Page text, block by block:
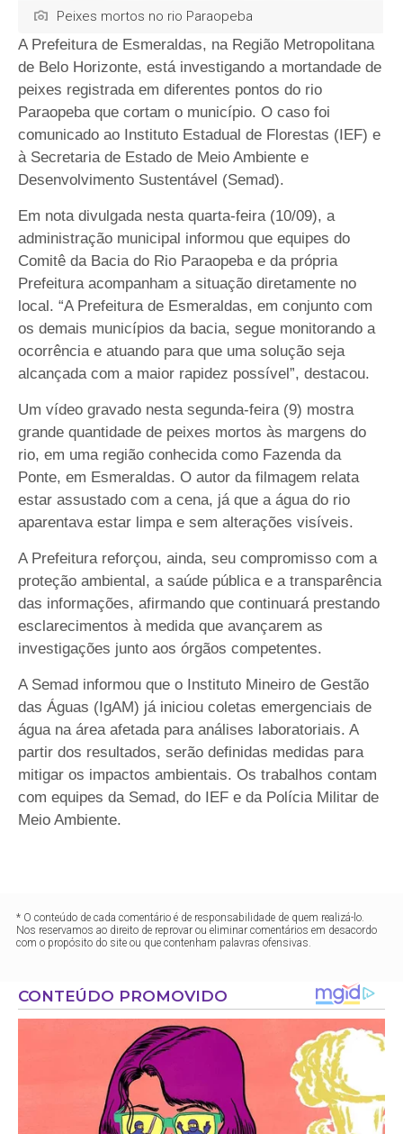
Peixes mortos no rio Paraopeba
A Prefeitura de Esmeraldas, na Região Metropolitana
de Belo Horizonte, está investigando a mortandade de
peixes registrada em diferentes pontos do rio
Paraopeba que cortam o município. O caso foi
comunicado ao Instituto Estadual de Florestas (IEF) e
à Secretaria de Estado de Meio Ambiente e
Desenvolvimento Sustentável (Semad).
Em nota divulgada nesta quarta-feira (10/09), a
administração municipal informou que equipes do
Comitê da Bacia do Rio Paraopeba e da própria
Prefeitura acompanham a situação diretamente no
local. “A Prefeitura de Esmeraldas, em conjunto com
os demais municípios da bacia, segue monitorando a
ocorrência e atuando para que uma solução seja
alcançada com a maior rapidez possível”, destacou.
Um vídeo gravado nesta segunda-feira (9) mostra
grande quantidade de peixes mortos às margens do
rio, em uma região conhecida como Fazenda da
Ponte, em Esmeraldas. O autor da filmagem relata
estar assustado com a cena, já que a água do rio
aparentava estar limpa e sem alterações visíveis.
A Prefeitura reforçou, ainda, seu compromisso com a
proteção ambiental, a saúde pública e a transparência
das informações, afirmando que continuará prestando
esclarecimentos à medida que avançarem as
investigações junto aos órgãos competentes.
A Semad informou que o Instituto Mineiro de Gestão
das Águas (IgAM) já iniciou coletas emergenciais de
água na área afetada para análises laboratoriais. A
partir dos resultados, serão definidas medidas para
mitigar os impactos ambientais. Os trabalhos contam
com equipes da Semad, do IEF e da Polícia Militar de
Meio Ambiente.
* O conteúdo de cada comentário é de responsabilidade de quem realizá-lo.
Nos reservamos ao direito de reprovar ou eliminar comentários em desacordo
com o propósito do site ou que contenham palavras ofensivas.